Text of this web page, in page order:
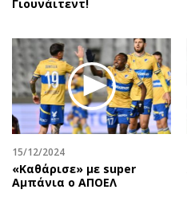
Γιουνάιτεντ!
15/12/2024
«Καθάρισε» με super
Αμπάνια ο ΑΠΟΕΛ